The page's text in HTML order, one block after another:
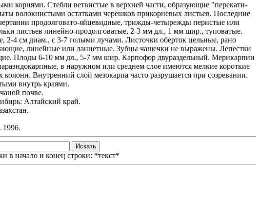
корнями. Стебли ветвистые в верхней части, образующие "перекати-
волокнистыми остатками черешков прикорневых листьев. Последние
продолговато-яйцевидные, трижды-четырежды перистые или
листьев линейно-продолговатые, 2-3 мм дл., 1 мм шир., туповатые.
4 см диам., с 3-7 голыми лучами. Листочки оберток цельные, рано
линейные или ланцетные. Зубцы чашечки не выражены. Лепестки
Плоды 6-10 мм дл., 5-7 мм шир. Карпофор двураздельный. Мерикарпии
в наружном или среднем слое имеются мелкие короткие
Внутренний слой мезокарпа часто разрушается при созревании.
внутрь краями.
почве.
Алтайский край.
в начало и конец строки: *текст*